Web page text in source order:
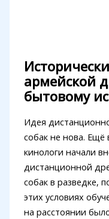
армейской
бытовому
Идея
собак не нова. Ещё
кинологи начали
дистанционной
собак в разведке,
этих условиях
на расстоянии